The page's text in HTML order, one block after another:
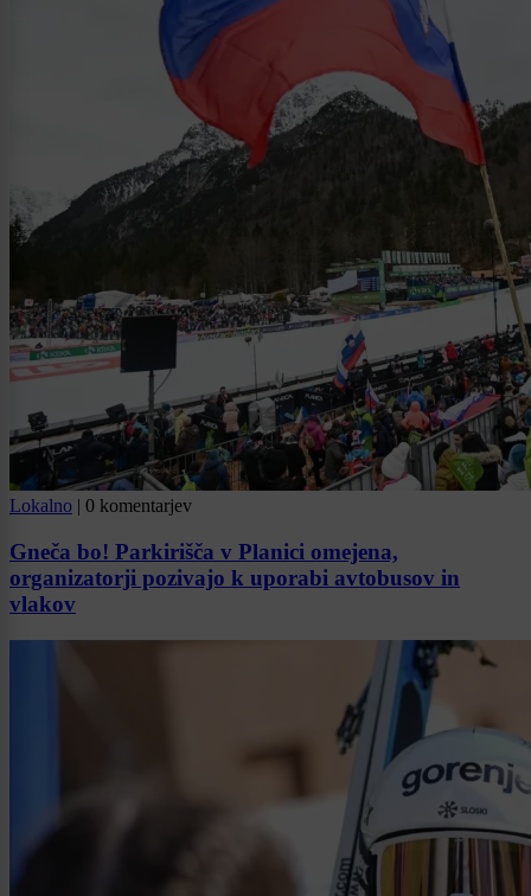
Lokalno | 0 komentarjev
Gneča bo! Parkirišča v Planici omejena,
organizatorji pozivajo k uporabi avtobusov in
vlakov